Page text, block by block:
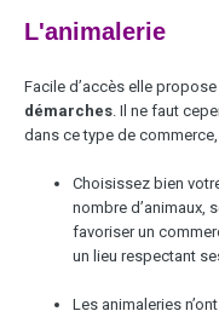
L'animalerie
Facile d’accès elle propose
démarches . Il ne faut
dans ce type de
Choisissez bien
nombre d’animaux,
favoriser un
un lieu respectant
Les animaleries